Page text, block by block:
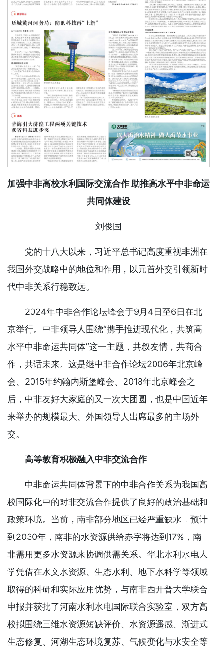
加强中非高校水利国际交流合作 助推高水平中非命运
共同体建设
刘俊国
党的十八大以来，习近平总书记高度重视非洲在
我国外交战略中的地位和作用，以元首外交引领新时
代中非关系行稳致远。
2024年中非合作论坛峰会于9月4日至6日在北
京举行。中非领导人围绕“携手推进现代化，共筑高
水平中非命运共同体”这一主题，共叙友情，共商合
作，共话未来。这是继中非合作论坛2006年北京峰
会、2015年约翰内斯堡峰会、2018年北京峰会之
后，中非友好大家庭的又一次大团圆，也是中国近年
来举办的规模最大、外国领导人出席最多的主场外
交。
高等教育积极融入中非交流合作
中非命运共同体背景下的中非合作关系为我国高
校国际化中的对非交流合作提供了良好的政治基础和
政策环境。当前，南非部分地区已经严重缺水，预计
到2030年，南非的水资源供给赤字将达到17%，南
非需用更多水资源来协调供需关系。华北水利水电大
学凭借在水文水资源、生态水利、地下水科学等领域
取得的科研和实际应用优势，与南非西开普大学联合
申报并获批了河南水利水电国际联合实验室，双方高
校拟围绕三维水资源短缺评价、水资源遥感、渐进式
生态修复、河湖生态环境复苏、气候变化与水安全等